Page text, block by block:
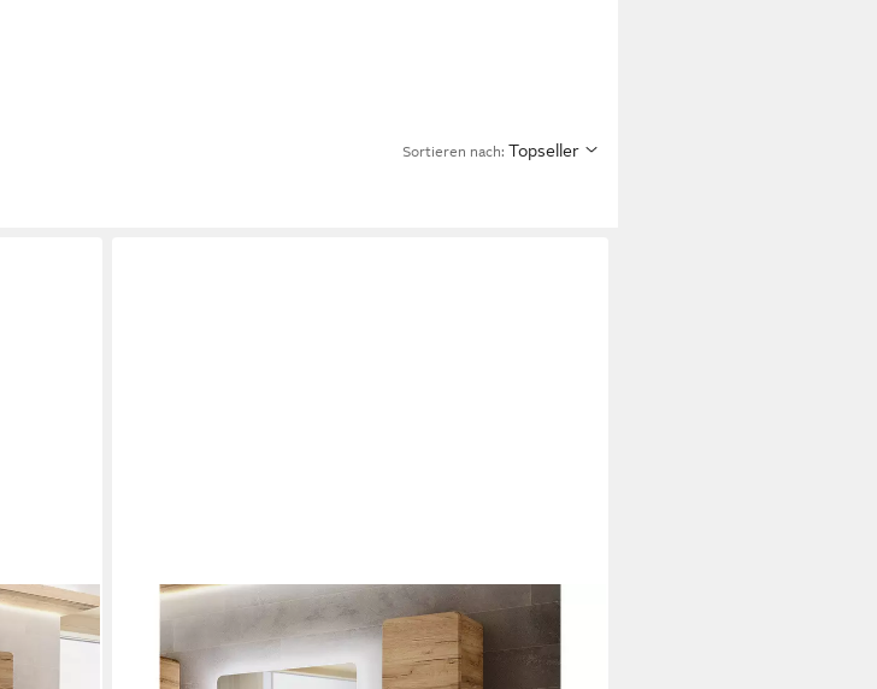
Sortieren nach: Topseller